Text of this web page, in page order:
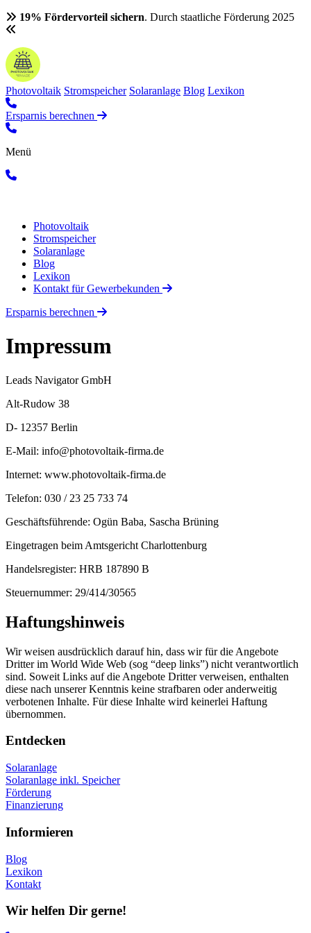
19% Fördervorteil sichern. Durch staatliche Förderung 2025
Photovoltaik Stromspeicher Solaranlage Blog Lexikon
Ersparnis berechnen
Menü
Photovoltaik
Stromspeicher
Solaranlage
Blog
Lexikon
Kontakt für Gewerbekunden
Ersparnis berechnen
Impressum
Leads Navigator GmbH
Alt-Rudow 38
D- 12357 Berlin
E-Mail: info@photovoltaik-firma.de
Internet: www.photovoltaik-firma.de
Telefon: 030 / 23 25 733 74
Geschäftsführende: Ogün Baba, Sascha Brüning
Eingetragen beim Amtsgericht Charlottenburg
Handelsregister: HRB 187890 B
Steuernummer: 29/414/30565
Haftungshinweis
Wir weisen ausdrücklich darauf hin, dass wir für die Angebote
Dritter im World Wide Web (sog “deep links”) nicht verantwortlich
sind. Soweit Links auf die Angebote Dritter verweisen, enthalten
diese nach unserer Kenntnis keine strafbaren oder anderweitig
verbotenen Inhalte. Für diese Inhalte wird keinerlei Haftung
übernommen.
Entdecken
Solaranlage
Solaranlage inkl. Speicher
Förderung
Finanzierung
Informieren
Blog
Lexikon
Kontakt
Wir helfen Dir gerne!